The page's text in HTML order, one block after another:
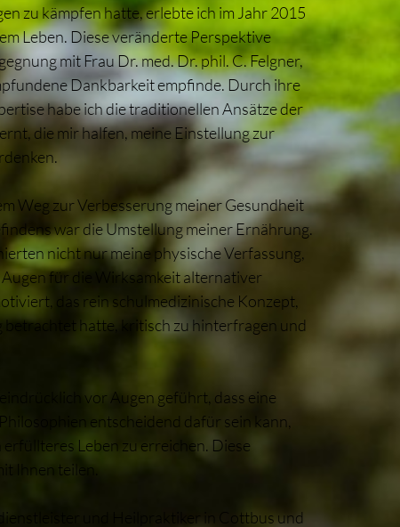
zu kämpfen hatte, erlebte ich im Jahr 2015
Leben. Diese veränderte Perspektive
mit Frau Dr. med. Dr. phil. C. Felgner,
Dankbarkeit empfinde. Durch ihre
habe ich die traditionellen Ansätze der
die mir halfen, meine Einstellung zur
Weg zur Verbesserung meiner Gesundheit
war die Umstellung meiner Ernährung.
nicht nur meine physische Verfassung,
Augen für die Wirksamkeit alternativer
das rein schulmedizinische Konzept,
betrachtet hatte, kritisch zu hinterfragen und
vor Augen geführt, dass eine
entscheidend dafür sein kann,
erfüllteres Leben zu erreichen. Diese
Ihnen teilen.
und Heilpraktiker in Cottbus und